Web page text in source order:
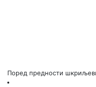
Поред предности